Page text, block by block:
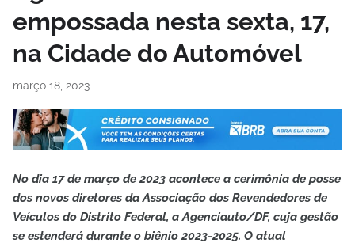
empossada nesta sexta, 17,
na Cidade do Automóvel
março 18, 2023
No dia 17 de março de 2023 acontece a cerimônia de posse
dos novos diretores da Associação dos Revendedores de
Veículos do Distrito Federal, a Agenciauto/DF, cuja gestão
se estenderá durante o biênio 2023-2025. O atual